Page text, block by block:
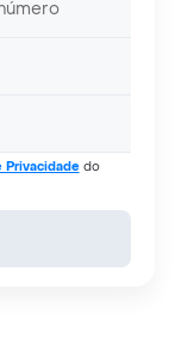
Privacidade do